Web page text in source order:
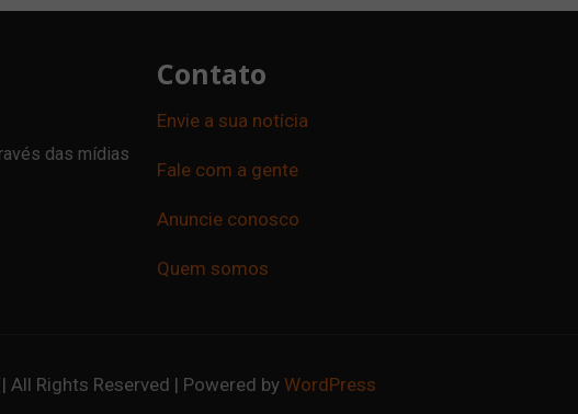
das mídias
Contato
Envie a sua notícia
Fale com a gente
Anuncie conosco
Quem somos
| All Rights Reserved | Powered by WordPress